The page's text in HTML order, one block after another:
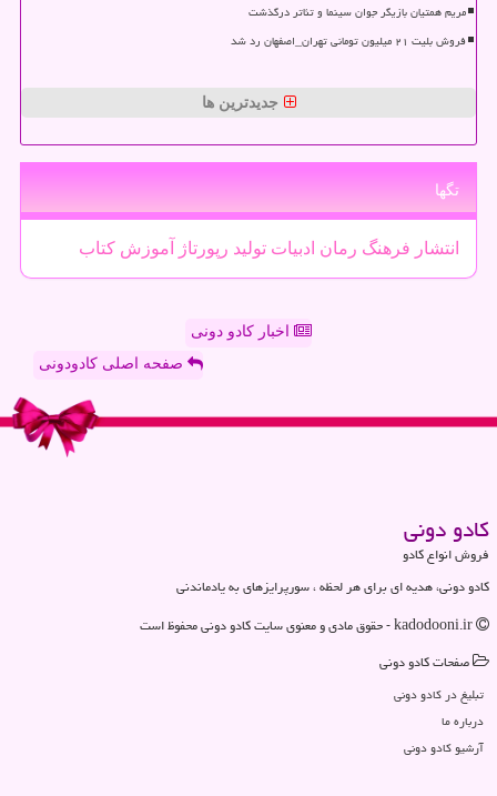
مریم همتیان بازیگر جوان سینما و تئاتر درگذشت
فروش بلیت ۲۱ میلیون تومانی تهران_اصفهان رد شد
جدیدترین ها
تگها
انتشار فرهنگ رمان ادبیات تولید رپورتاژ آموزش كتاب
اخبار کادو دونی
صفحه اصلی کادودونی
كادو دونی
فروش انواع کادو
کادو دونی، هدیه ای برای هر لحظه ، سورپرایزهای به یادماندنی
صفحات كادو دونی
تبلیغ در كادو دونی
درباره ما
آرشیو كادو دونی